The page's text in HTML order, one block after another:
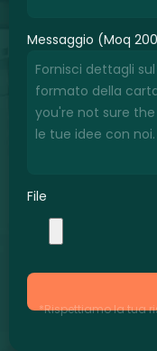
Messaggio (Moq
File
*Rispettiamo la tua